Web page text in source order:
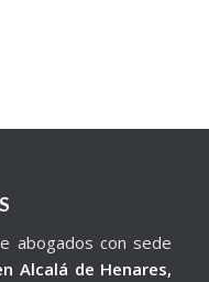
abogados con sede
Alcalá de Henares,